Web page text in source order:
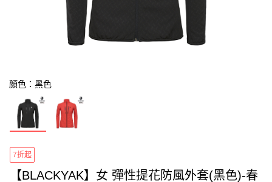
顏色：黑色
7折起
【BLACKYAK】女 彈性提花防風外套(黑色)-春